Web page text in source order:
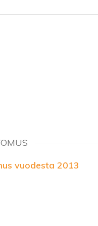
vuodesta 2013